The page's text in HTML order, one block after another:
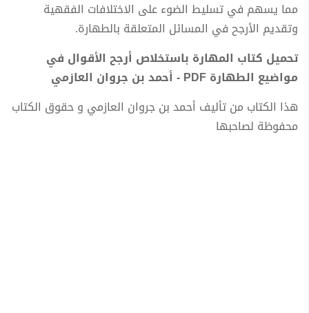
مما يسهم في تسليط الضوء على الاختلافات الفقهية
وتقديم الأرجح في المسائل المتعلقة بالطهارة.
تحميل كتاب المهارة باستخلاص أرجح الأقوال في
مواضيع الطهارة PDF - أحمد بن جروان العازمي
هذا الكتاب من تأليف أحمد بن جروان العازمي و حقوق الكتاب
محفوظة لصاحبها